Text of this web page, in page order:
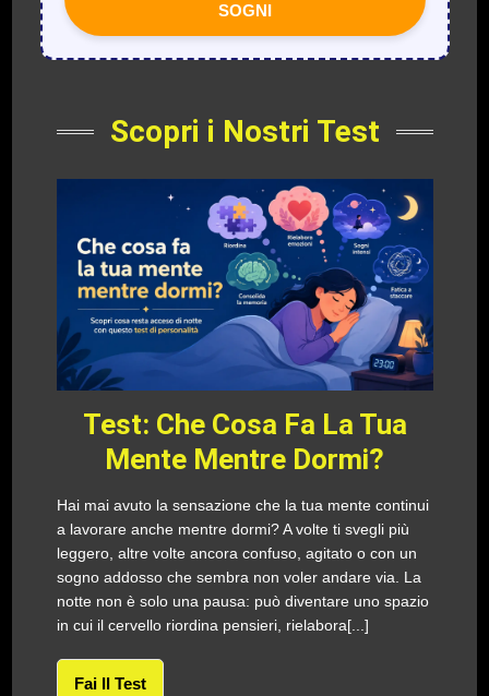
SOGNI
Scopri i Nostri Test
Test: Che Cosa Fa La Tua
Mente Mentre Dormi?
Hai mai avuto la sensazione che la tua mente continui
a lavorare anche mentre dormi? A volte ti svegli più
leggero, altre volte ancora confuso, agitato o con un
sogno addosso che sembra non voler andare via. La
notte non è solo una pausa: può diventare uno spazio
in cui il cervello riordina pensieri, rielabora[...]
Fai Il Test